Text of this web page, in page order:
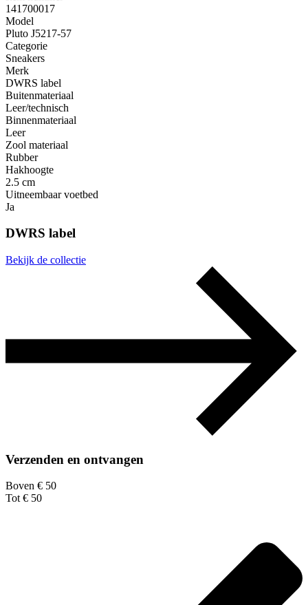
141700017
Model
Pluto J5217-57
Categorie
Sneakers
Merk
DWRS label
Buitenmateriaal
Leer/technisch
Binnenmateriaal
Leer
Zool materiaal
Rubber
Hakhoogte
2.5 cm
Uitneembaar voetbed
Ja
DWRS label
Bekijk de collectie
Verzenden en ontvangen
Boven € 50
Tot € 50